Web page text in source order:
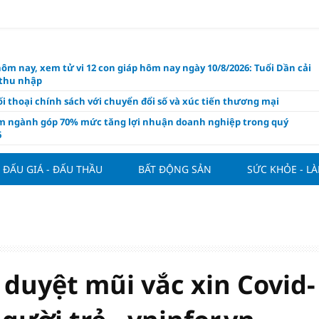
nay, xem tử vi 12 con giáp hôm nay ngày 10/8/2026: Tuổi Dần cải
nhập
thoại chính sách với chuyển đổi số và xúc tiến thương mại
ngành góp 70% mức tăng lợi nhuận doanh nghiệp trong quý
nghiệp kiến nghị gì trong dự thảo Luật Kinh doanh bất động sản
chính thức đàm phán mua Joao Palhinha từ Bayern Munich
công bố và chính thức mở màn Vòng sơ khảo Miss Galaxy Việt
Đỉnh cao nhan sắc trong kỷ nguyên số
giá quyền sử dụng đất và khách sạn tại tại số 8 - 10 Chu Văn An
dư địa phát triển mới
ĐẤU GIÁ - ĐẤU THẦU BẤT ĐỘNG SẢN SỨC KHỎE -
mũi vắc xin Covid-